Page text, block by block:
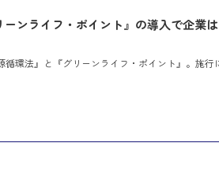
ーンライフ・ポイント』の導入で企業
循環法』と『グリーンライフ・ポイント』。施